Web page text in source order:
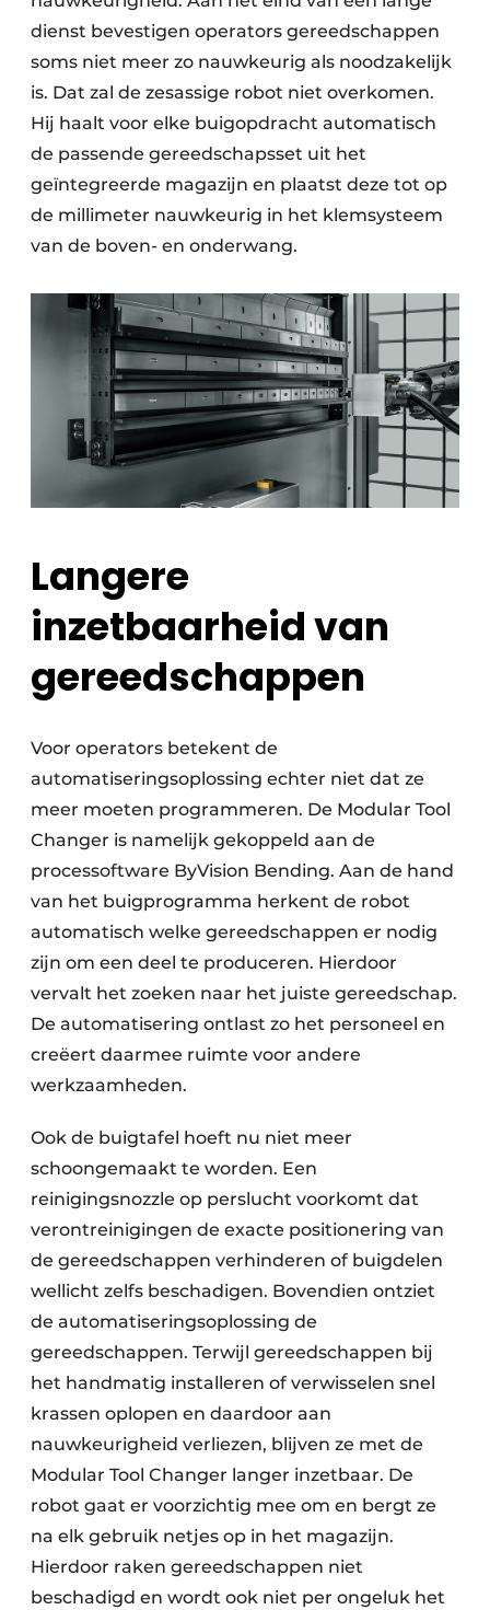
dienst bevestigen operators gereedschappen
soms niet meer zo nauwkeurig als noodzakelijk
is. Dat zal de zesassige robot niet overkomen.
Hij haalt voor elke buigopdracht automatisch
de passende gereedschapsset uit het
geïntegreerde magazijn en plaatst deze tot op
de millimeter nauwkeurig in het klemsysteem
van de boven- en onderwang.
Langere
inzetbaarheid van
gereedschappen
Voor operators betekent de
automatiseringsoplossing echter niet dat ze
meer moeten programmeren. De Modular Tool
Changer is namelijk gekoppeld aan de
processoftware ByVision Bending. Aan de hand
van het buigprogramma herkent de robot
automatisch welke gereedschappen er nodig
zijn om een deel te produceren. Hierdoor
vervalt het zoeken naar het juiste gereedschap.
De automatisering ontlast zo het personeel en
creëert daarmee ruimte voor andere
werkzaamheden.
Ook de buigtafel hoeft nu niet meer
schoongemaakt te worden. Een
reinigingsnozzle op perslucht voorkomt dat
verontreinigingen de exacte positionering van
de gereedschappen verhinderen of buigdelen
wellicht zelfs beschadigen. Bovendien ontziet
de automatiseringsoplossing de
gereedschappen. Terwijl gereedschappen bij
het handmatig installeren of verwisselen snel
krassen oplopen en daardoor aan
nauwkeurigheid verliezen, blijven ze met de
Modular Tool Changer langer inzetbaar. De
robot gaat er voorzichtig mee om en bergt ze
na elk gebruik netjes op in het magazijn.
Hierdoor raken gereedschappen niet
beschadigd en wordt ook niet per ongeluk het